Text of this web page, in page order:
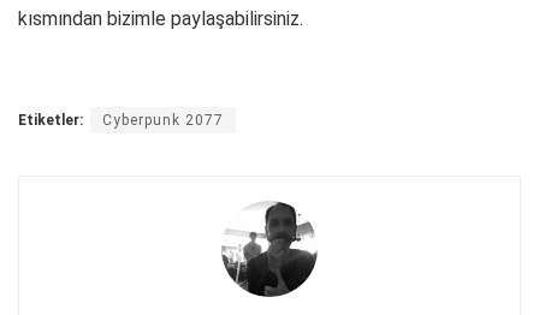
kısmından bizimle paylaşabilirsiniz.
Etiketler: Cyberpunk 2077